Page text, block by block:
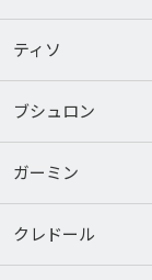
ティソ
ブシュロン
ガーミン
クレドール